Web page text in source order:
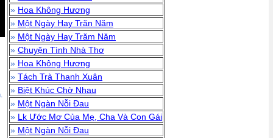
» Hoa Không Hương
» Một Ngày Hay Trăn Năm
» Một Ngày Hay Trăm Năm
» Chuyện Tình Nhà Thơ
» Hoa Không Hương
» Tách Trà Thanh Xuân
» Biệt Khúc Chờ Nhau
» Một Ngàn Nỗi Đau
» Lk Ước Mơ Của Mẹ, Cha Và Con Gái
» Một Ngàn Nỗi Đau